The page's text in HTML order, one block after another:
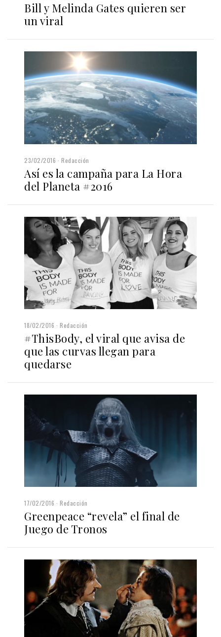
Bill y Melinda Gates quieren ser
un viral
23/02/2016 Redacción
Así es la campaña para La Hora
del Planeta #2016
18/02/2016 Redacción
#ThisBody, el viral que avisa de
que las curvas llegan para
quedarse
17/02/2016 Redacción
Greenpeace “revela” el final de
Juego de Tronos